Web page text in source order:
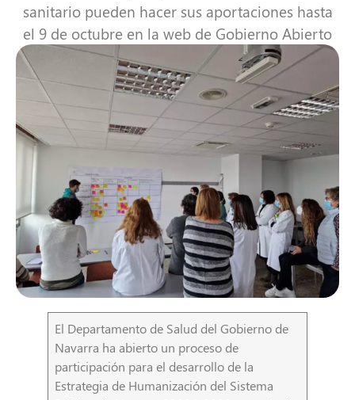
sanitario pueden hacer sus aportaciones hasta
el 9 de octubre en la web de Gobierno Abierto
El Departamento de Salud del Gobierno de
Navarra ha abierto un proceso de
participación para el desarrollo de la
Estrategia de Humanización del Sistema